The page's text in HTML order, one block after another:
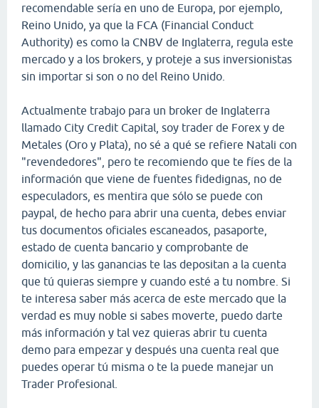
recomendable sería en uno de Europa, por ejemplo,
Reino Unido, ya que la FCA (Financial Conduct
Authority) es como la CNBV de Inglaterra, regula este
mercado y a los brokers, y proteje a sus inversionistas
sin importar si son o no del Reino Unido.
Actualmente trabajo para un broker de Inglaterra
llamado City Credit Capital, soy trader de Forex y de
Metales (Oro y Plata), no sé a qué se refiere Natali con
"revendedores", pero te recomiendo que te fíes de la
información que viene de fuentes fidedignas, no de
especuladors, es mentira que sólo se puede con
paypal, de hecho para abrir una cuenta, debes enviar
tus documentos oficiales escaneados, pasaporte,
estado de cuenta bancario y comprobante de
domicilio, y las ganancias te las depositan a la cuenta
que tú quieras siempre y cuando esté a tu nombre. Si
te interesa saber más acerca de este mercado que la
verdad es muy noble si sabes moverte, puedo darte
más información y tal vez quieras abrir tu cuenta
demo para empezar y después una cuenta real que
puedes operar tú misma o te la puede manejar un
Trader Profesional.